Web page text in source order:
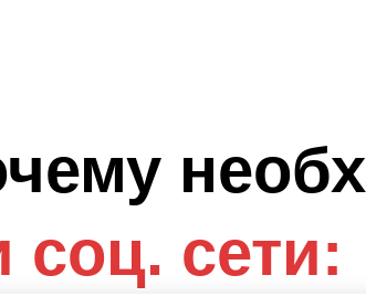
соц. сети: